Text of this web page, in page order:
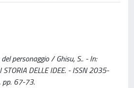
personaggio / Ghisu, S.. - In:
STORIA DELLE IDEE. - ISSN 2035-
pp. 67-73.